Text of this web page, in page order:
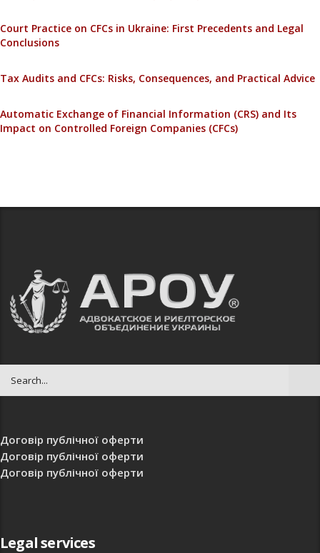
Court Practice on CFCs in Ukraine: First Precedents and Legal
Conclusions
Tax Audits and CFCs: Risks, Consequences, and Practical Advice
Automatic Exchange of Financial Information (CRS) and Its
Impact on Controlled Foreign Companies (CFCs)
Договір публічної оферти
Договір публічної оферти
Договір публічної оферти
Legal services